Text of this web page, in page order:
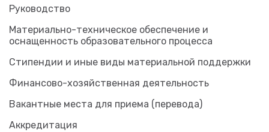
Руководство
Материально-техническое обеспечение и
оснащенность образовательного процесса
Стипендии и иные виды материальной поддержки
Финансово-хозяйственная деятельность
Вакантные места для приема (перевода)
Аккредитация